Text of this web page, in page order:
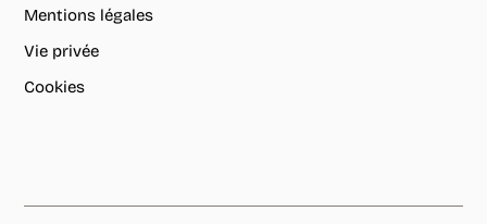
Mentions légales
Vie privée
Cookies